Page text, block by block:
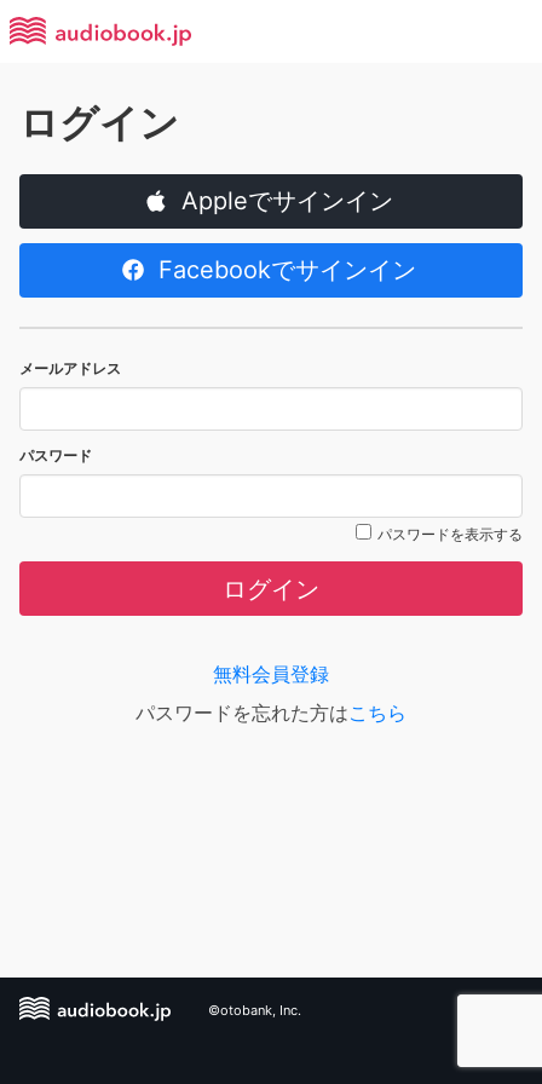
ログイン
Appleでサインイン
Facebookでサインイン
メールアドレス
パスワード
パスワードを表示する
ログイン
無料会員登録
パスワードを忘れた方はこちら
©otobank, Inc.